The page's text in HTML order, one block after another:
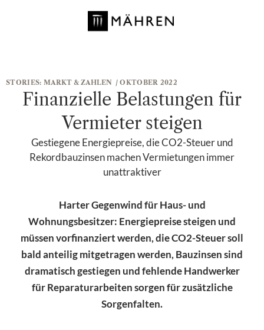
STORIES: MARKT & ZAHLEN / OKTOBER 2022
Finanzielle Belastungen für
Vermieter steigen
Gestiegene Energiepreise, die CO2-Steuer und
Rekordbauzinsen machen Vermietungen immer
unattraktiver
Harter Gegenwind für Haus- und
Wohnungsbesitzer: Energiepreise steigen und
müssen vorfinanziert werden, die CO2-Steuer soll
bald anteilig mitgetragen werden, Bauzinsen sind
dramatisch gestiegen und fehlende Handwerker
für Reparaturarbeiten sorgen für zusätzliche
Sorgenfalten.